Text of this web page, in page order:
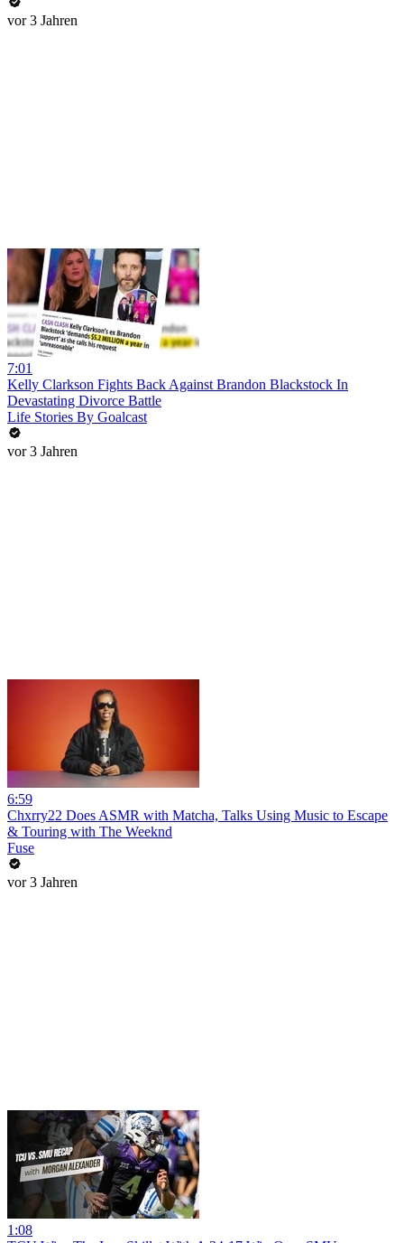
vor 3 Jahren
7:01
Kelly Clarkson Fights Back Against Brandon Blackstock In
Devastating Divorce Battle
Life Stories By Goalcast
vor 3 Jahren
6:59
Chxrry22 Does ASMR with Matcha, Talks Using Music to Escape
& Touring with The Weeknd
Fuse
vor 3 Jahren
1:08